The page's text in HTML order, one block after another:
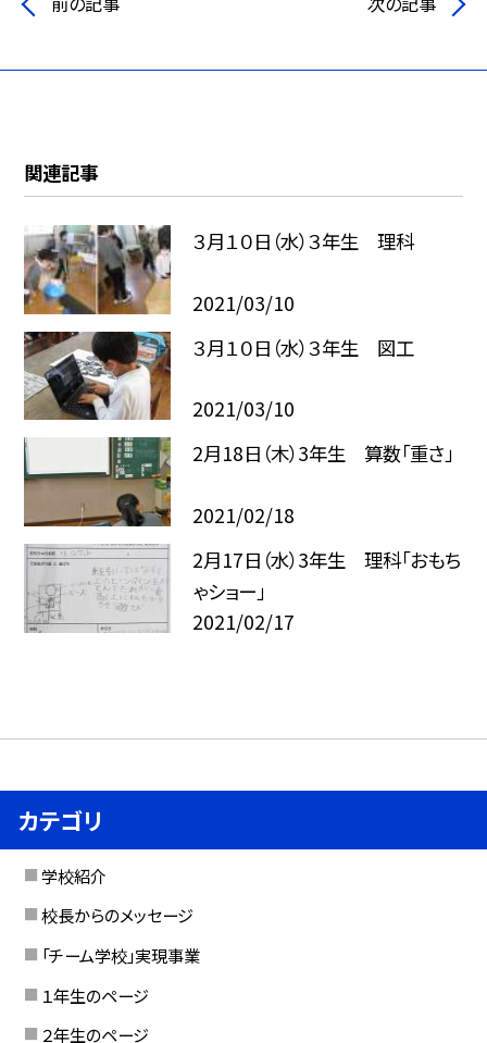
関連記事
３月１０日（水）３年生 理科
2021/03/10
３月１０日（水）３年生 図工
2021/03/10
2月18日（木）3年生 算数「重さ」
2021/02/18
2月17日（水）3年生 理科「おもち
ゃショー」
2021/02/17
カテゴリ
学校紹介
校長からのメッセージ
「チーム学校」実現事業
１年生のページ
２年生のページ